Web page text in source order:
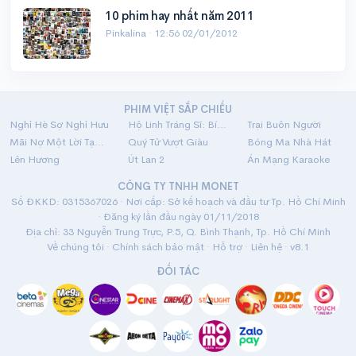
10 phim hay nhất năm 2011
Pinkalina · 12:56 02/01/2012
PHIM VIỆT SẮP CHIẾU
Nghỉ Hè Sợ Nghỉ Hưu
Hộ Linh Tráng Sĩ: Bí Ẩn Mộ Vua Đinh
Trại Buôn Người
Mãi Nợ Một Lời Tạm Biệt
Quý Tử Vượt Giàu
Bóng Ma Nhà Hát
Lên Hương
Út Lan 2
Án Mạng Karaoke
CÔNG TY TNHH MONET
Số ĐKKD: 0315367026 · Nơi cấp: Sở kế hoạch và đầu tư Tp. Hồ Chí Minh
· Đăng ký lần đầu ngày 01/11/2018
Địa chỉ: 33 Nguyễn Trung Trực, P.5, Q. Bình Thạnh, Tp. Hồ Chí Minh
Về chúng tôi · Chính sách bảo mật · Hỗ trợ · Liên hệ · v8.1
ĐỐI TÁC